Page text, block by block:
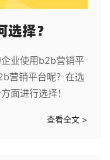
择？
业使用b2b营销平
营销平台呢？在选
面进行选择！
查看全文 >